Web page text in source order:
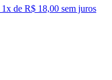
1x de R$ 18,00 sem juros